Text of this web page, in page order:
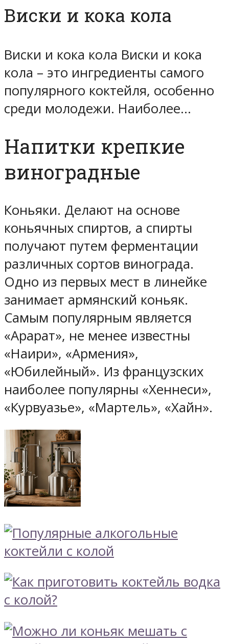
Виски и кока кола
Виски и кока кола Виски и кока
кола – это ингредиенты самого
популярного коктейля, особенно
среди молодежи. Наиболее…
Напитки крепкие
виноградные
Коньяки. Делают на основе
коньячных спиртов, а спирты
получают путем ферментации
различных сортов винограда.
Одно из первых мест в линейке
занимает армянский коньяк.
Самым популярным является
«Арарат», не менее известны
«Наири», «Армения»,
«Юбилейный». Из французских
наиболее популярны «Хеннеси»,
«Курвуазье», «Мартель», «Хайн».